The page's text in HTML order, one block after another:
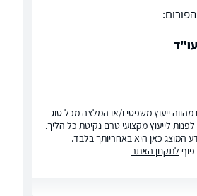
מהווה ייעוץ משפטי ו/או המלצה מכל סוג
לייעוץ מקצועי טרם נקיטת כל הליך.
המוצג כאן היא באחריותך בלבד.
לתקנון האתר